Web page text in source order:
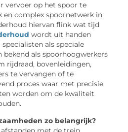
vervoer op het spoor te
en complex spoornetwerk in
hiervan flink wat tijd
wordt uit handen
als speciale
bekend als spoorhoogwerkers
rijdraad, bovenleidingen,
te vervangen of te
proces waar met precisie
worden om de kwaliteit
zo belangrijk?
met de trein